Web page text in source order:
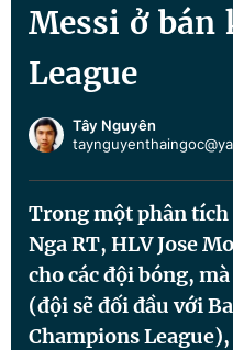
Tiện ích
Đọc Thanh Niên trên
Messi ở bán
League
Tây Nguyên
Trong một phân
Nga RT, HLV Jose
cho các đội bóng,
(đội sẽ đối đầu với
Champions